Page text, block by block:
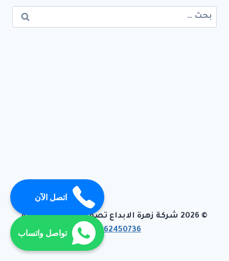
البحث
عن:
© 2026 شركة زهرة الابداع تصميم وبرمجة تيفاجو
01062450736
اتصل الآن
تواصل واتساب